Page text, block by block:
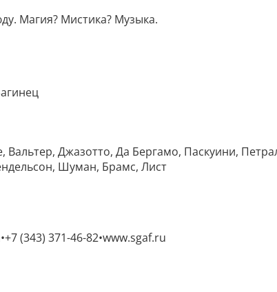
Магия? Мистика? Музыка.
Вальтер, Джазотто, Да Бергамо, Паскуини,
Шуман, Брамс, Лист
+7 (343) 371-46-82 www.sgaf.ru